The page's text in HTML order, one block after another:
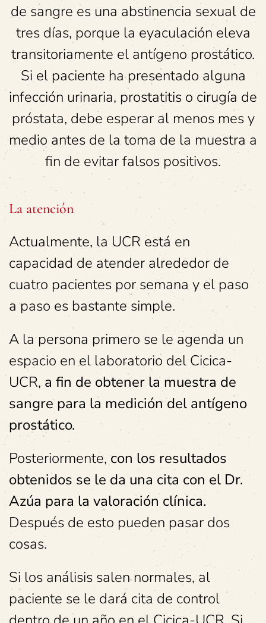
de sangre es una abstinencia sexual de
tres días, porque la eyaculación eleva
transitoriamente el antígeno prostático.
Si el paciente ha presentado alguna
infección urinaria, prostatitis o cirugía de
próstata, debe esperar al menos mes y
medio antes de la toma de la muestra a
fin de evitar falsos positivos.
La atención
Actualmente, la UCR está en
capacidad de atender alrededor de
cuatro pacientes por semana y el paso
a paso es bastante simple.
A la persona primero se le agenda un
espacio en el laboratorio del Cicica-
UCR,a fin de obtener la muestra de
sangre para la medición del antígeno
prostático.
Posteriormente, con los resultados
obtenidos se le da una cita con el Dr.
Azúa para la valoración clínica.
Después de esto pueden pasar dos
cosas.
Si los análisis salen normales, al
paciente se le dará cita de control